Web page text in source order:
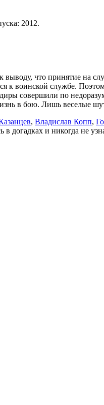
2012.
что принятие на
к воинской службе.
совершили по
в бою. Лишь веселые
, Владислав Копп,
в догадках и никогда не